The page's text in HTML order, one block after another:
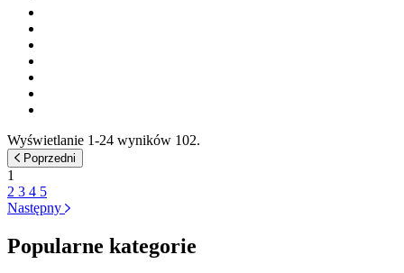
Wyświetlanie 1-24 wyników 102.
Poprzedni
1
2 3 4 5
Następny
Popularne kategorie